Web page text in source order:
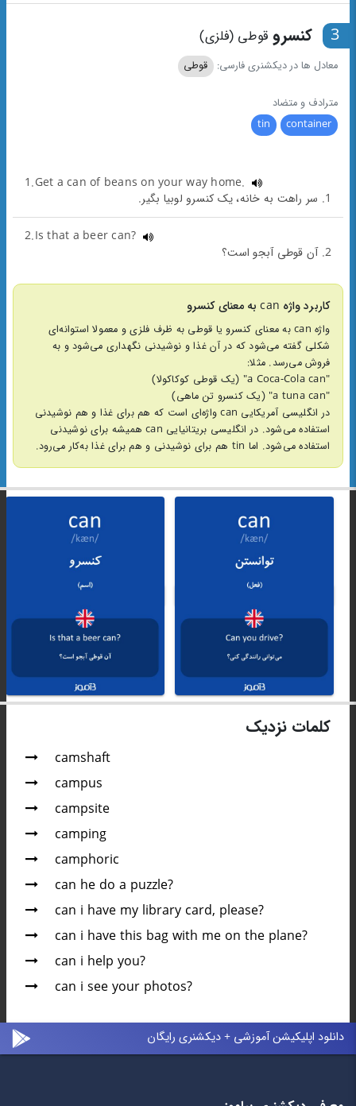
3 کنسرو قوطی (فلزی)
معادل ها در دیکشنری فارسی: قوطی
مترادف و متضاد
container
tin
1.Get a can of beans on your way home.
1. سر راهت به خانه، یک کنسرو لوبیا بگیر.
2.Is that a beer can?
2. آن قوطی آبجو است؟
کاربرد واژه can به معنای کنسرو
واژه can به معنای کنسرو یا قوطی به ظرف فلزی و معمولا استوانه‌ای
شکلی گفته می‌شود که در آن غذا و نوشیدنی نگهداری می‌شود و به
فروش می‌رسد. مثلا:
"a Coca-Cola can" (یک قوطی کوکاکولا)
"a tuna can" (یک کنسرو تن ماهی)
در انگلیسی آمریکایی can واژه‌ای است که هم برای غذا و هم نوشیدنی
استفاده می‌شود. در انگلیسی بریتانیایی can همیشه برای نوشیدنی
استفاده می‌شود. اما tin هم برای نوشیدنی و هم برای غذا به‌کار می‌رود.
کلمات نزدیک
camshaft
campus
campsite
camping
camphoric
can he do a puzzle?
can i have my library card, please?
can i have this bag with me on the plane?
can i help you?
can i see your photos?
دانلود اپلیکیشن آموزشی + دیکشنری رایگان